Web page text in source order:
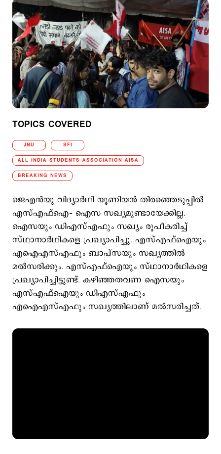
TOPICS COVERED
JNU SFI
ALL INDIA STUDENTS ASSOCIATION AISA
BREAKING NEWS
ജെഎന്‍യു വിദ്യാര്‍ഥി യൂണിയന്‍ തിരഞ്ഞെടുപ്പില്‍
എസ്എഫ്ഐ– ഐസ സഖ്യമുണ്ടായേക്കില്ല.
ഐസയും ഡിഎസ്എഫും സഖ്യം രൂപീകരിച്ച്
സ്ഥാനാര്‍ഥികളെ പ്രഖ്യാപിച്ചു. എസ്എഫ്ഐയും
എഐഎസ്എഫും ബാപ്‌സയും സഖ്യത്തില്‍
മല്‍സരിക്കും. എസ്എഫ്ഐയും സ്ഥാനാര്‍ഥികളെ
പ്രഖ്യാപിച്ചിട്ടുണ്ട്. കഴിഞ്ഞതവണ ഐസയും
എസ്എഫ്ഐയും ഡിഎസ്എഫും
എഐഎസ്എഫും സഖ്യത്തിലാണ് മല്‍സരിച്ചത്.